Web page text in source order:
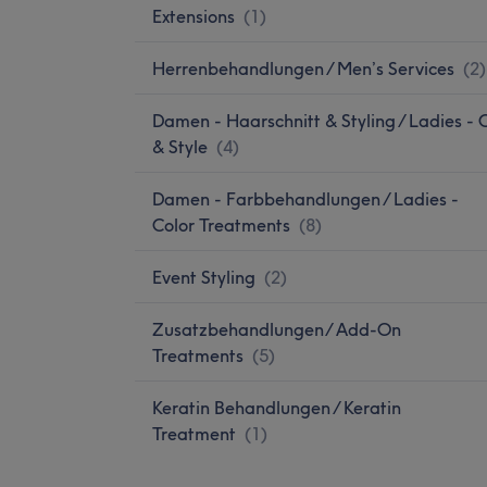
Extensions (1)
Herrenbehandlungen / Men’s Services (2)
Damen - Haarschnitt & Styling / Ladies -
& Style (4)
Damen - Farbbehandlungen / Ladies -
Color Treatments (8)
Event Styling (2)
Zusatzbehandlungen/ Add-On
Treatments (5)
Keratin Behandlungen / Keratin
Treatment (1)